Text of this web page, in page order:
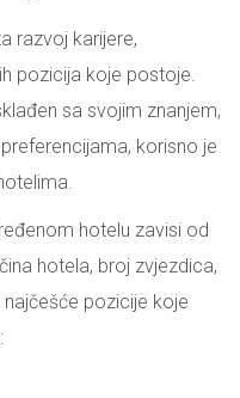
razvoj karijere,
pozicija koje postoje.
sa svojim znanjem,
korisno je
hotelu zavisi od
hotela, broj zvjezdica,
najčešće pozicije koje